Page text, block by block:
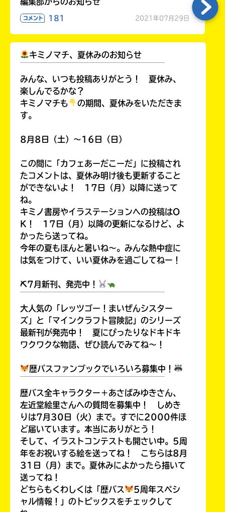
コメント 181 2021年07月29日
キミノマチ、夏休みのお知らせ
みんな、いつも投稿ありがとう！ 夏休み、
楽しんでるかな？
キミノマチも
の期間、夏休みをいただきま
す。
8月8日（土）～16日（日）
この間に「カフェあーだこーだ」に投稿され
たコメントは、夏休み明け後も更新すること
ができないよ！ 17日（月）以降に送って
ね。
キミノ書房やイラステーションへの投稿はO
K！ 17日（月）以降の更新になるけど、よ
かったら送ってね。
今年の夏もほんと暑いね～。みんな熱中症に
は気をつけて、いい夏休みを過ごしてねー！
⛏7月新刊、発売中！
大人気の「レッツゴー！まいぜんシスター
ズ」と「マインクラフト冒険記」のシリーズ
最新刊が発売中！ 夏にぴったりなドキドキ
ワクワクな物語、ぜひ読んでみてね～！
歴バスファンブックでいろいろ募集中！
歴バス全キャラクター＋あさばみゆきさん、
左近堂絵里さんへの質問を募集中！ しめき
りは7月30日（火）まで。すでに2000件ほ
ど届いています。本当にありがとう！
そして、イラストコンテストも開さい中。5周
年をお祝いする絵を送ってね！ こちらは8月
31日（月）まで。夏休みによかったら描いて
送ってね！
どちらもくわしくは「歴バス
5周年スペシ
ャル情報！」のトピックスをチェックして